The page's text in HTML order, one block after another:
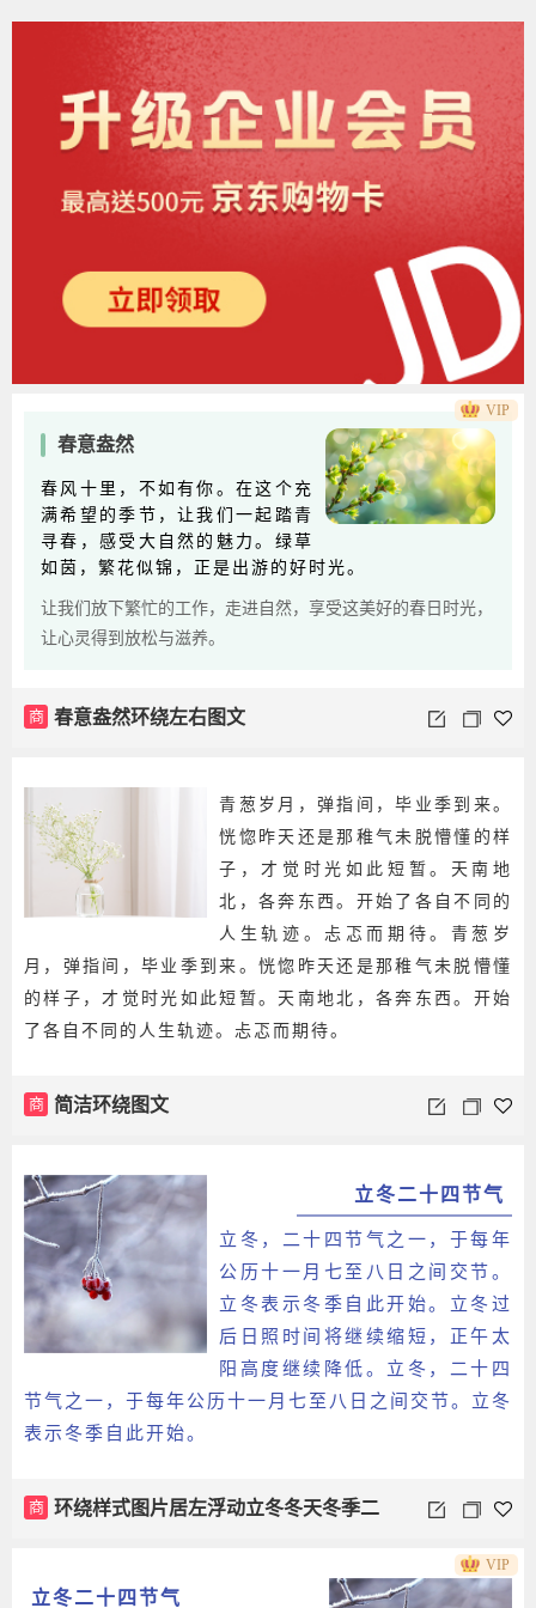
春意盎然
春风十里，不如有你。在这个充
满希望的季节，让我们一起踏青
寻春，感受大自然的魅力。绿草
如茵，繁花似锦，正是出游的好时光。
让我们放下繁忙的工作，走进自然，享受这美好的春日时光，
让心灵得到放松与滋养。
商 春意盎然环绕左右图文
VIP
青葱岁月，弹指间，毕业季到来。
恍惚昨天还是那稚气未脱懵懂的样
子，才觉时光如此短暂。天南地
北，各奔东西。开始了各自不同的
人生轨迹。忐忑而期待。青葱岁
月，弹指间，毕业季到来。恍惚昨天还是那稚气未脱懵懂
的样子，才觉时光如此短暂。天南地北，各奔东西。开始
了各自不同的人生轨迹。忐忑而期待。
商 简洁环绕图文
立冬二十四节气
立冬，二十四节气之一，于每年
公历十一月七至八日之间交节。
立冬表示冬季自此开始。立冬过
后日照时间将继续缩短，正午太
阳高度继续降低。立冬，二十四
节气之一，于每年公历十一月七至八日之间交节。立冬
表示冬季自此开始。
商 环绕样式图片居左浮动立冬冬天冬季二
立冬二十四节气
VIP